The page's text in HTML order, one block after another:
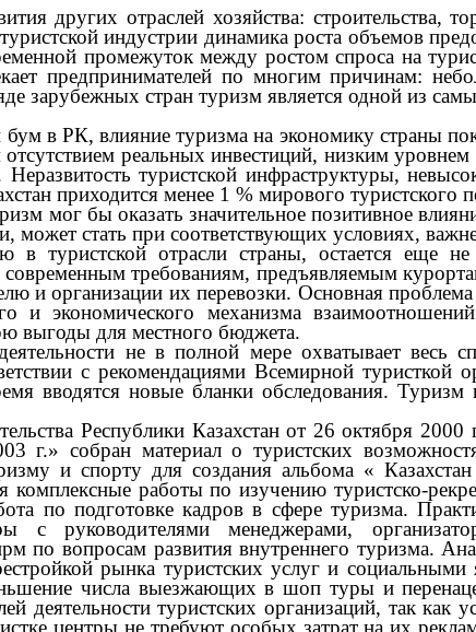
других отраслей хозяйства: строительства,
индустрии динамика роста объемов
промежуток между ростом спроса на
предпринимателей по многим причинам:
зарубежных стран туризм является одной из
в РК, влияние туризма на экономику страны пока
реальных инвестиций, низким
туристской инфраструктуры,
приходится менее 1 % мирового туристского
мог бы оказать значительное позитивное
может стать при соответствующих условиях,
отрасли страны, остается еще не
современным требованиям, предъявляемым
и организации их перевозки. Основная
и экономического механизма
выгоды для местного бюджета.
не в полной мере охватывает весь
с рекомендациями Всемирной
вводятся новые бланки обследования.
Республики Казахстан от 26 октября
г.» собран материал о туристских
и спорту для создания альбома «
работы по изучению туристско-
по подготовке кадров в сфере туризма.
руководителями менеджерами,
по вопросам развития внутреннего туризма.
рынка туристских услуг и
числа выезжающих в шоп туры и
деятельности туристских организаций, так
центры не требуют особых затрат на их